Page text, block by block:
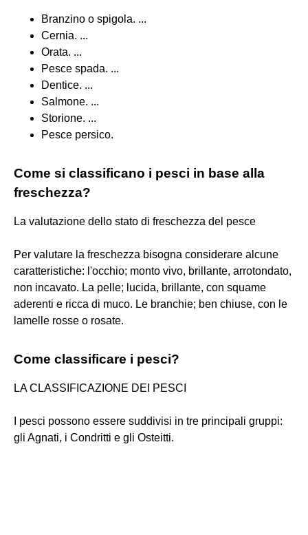
Branzino o spigola. ...
Cernia. ...
Orata. ...
Pesce spada. ...
Dentice. ...
Salmone. ...
Storione. ...
Pesce persico.
Come si classificano i pesci in base alla
freschezza?
La valutazione dello stato di freschezza del pesce
Per valutare la freschezza bisogna considerare alcune
caratteristiche: l'occhio; monto vivo, brillante, arrotondato,
non incavato. La pelle; lucida, brillante, con squame
aderenti e ricca di muco. Le branchie; ben chiuse, con le
lamelle rosse o rosate.
Come classificare i pesci?
LA CLASSIFICAZIONE DEI PESCI
I pesci possono essere suddivisi in tre principali gruppi:
gli Agnati, i Condritti e gli Osteitti.